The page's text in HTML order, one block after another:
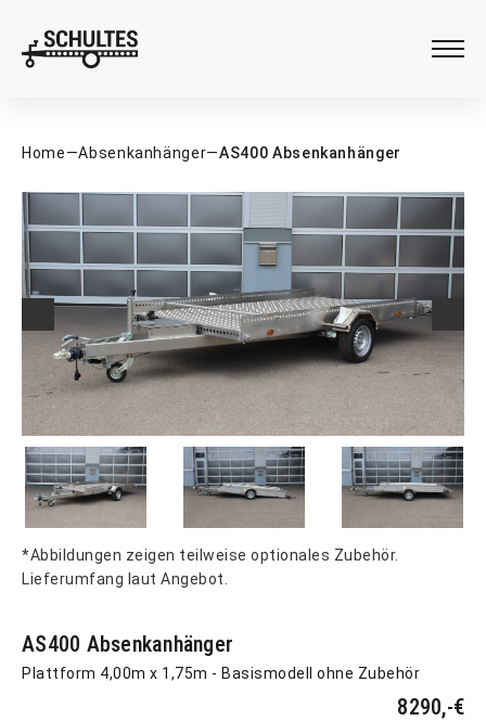
Verladehilfen
Home—Absenkanhänger—AS400 Absenkanhänger
*Abbildungen zeigen teilweise optionales Zubehör.
Lieferumfang laut Angebot.
AS400 Absenkanhänger
Plattform 4,00m x 1,75m - Basismodell ohne Zubehör
8290,-€